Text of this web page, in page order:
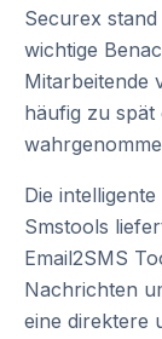
Securex
wichtige
Mitarbeitende
häufig zu spät
Die
Smstools
Email2SMS
Nachrichten
eine direktere